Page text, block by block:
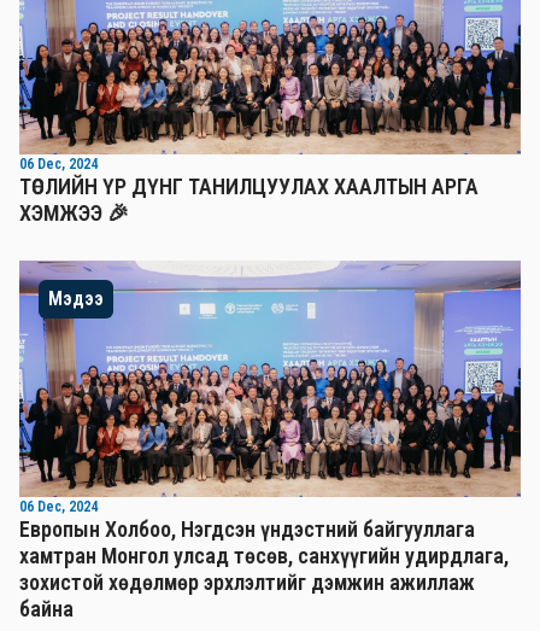
06 Dec, 2024
ТӨСЛИЙН ҮР ДҮНГ ТАНИЛЦУУЛАХ ХААЛТЫН АРГА
ХЭМЖЭЭ 🎉
Мэдээ
06 Dec, 2024
Европын Холбоо, Нэгдсэн үндэстний байгууллага
хамтран Монгол улсад төсөв, санхүүгийн удирдлага,
зохистой хөдөлмөр эрхлэлтийг дэмжин ажиллаж
байна